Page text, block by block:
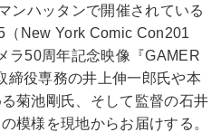
ンハッタンで開催されている
（New York Comic Con201
ラ50周年記念映像『GAMER
締役専務の井上伸一郎氏や本
菊池剛氏、そして監督の石井
模様を現地からお届けする。